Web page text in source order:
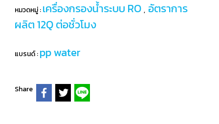
หมวดหมู่ :เครื่องกรองน้ำระบบ RO , อัตราการ
ผลิต 12Q ต่อชั่วโมง
แบรนด์ :pp water
Share